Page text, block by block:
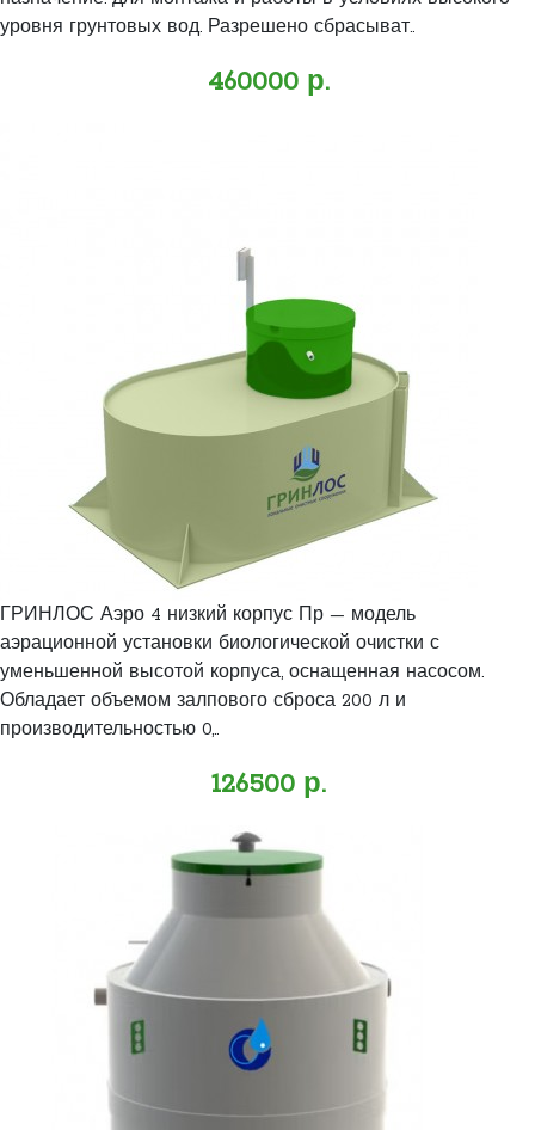
уровня грунтовых вод. Разрешено сбрасыват..
460000 р.
ГРИНЛОС Аэро 4 низкий корпус Пр — модель
аэрационной установки биологической очистки с
уменьшенной высотой корпуса, оснащенная насосом.
Обладает объемом залпового сброса 200 л и
производительностью 0,..
126500 р.